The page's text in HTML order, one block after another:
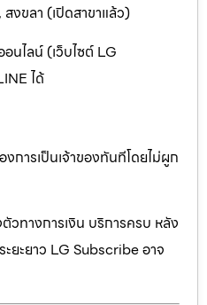
สงขลา (เปิดสาขาแล้ว)
นไลน์ (เว็บไซต์ LG
ได้
การเป็นเจ้าของทันทีโดยไม่ผูก
ทางการเงิน บริการครบ หลัง
ยะยาว LG Subscribe อาจ